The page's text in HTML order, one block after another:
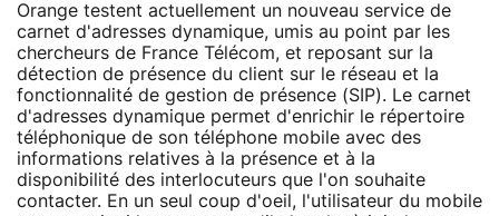
Orange testent actuellement un nouveau service de
carnet d'adresses dynamique, umis au point par les
chercheurs de France Télécom, et reposant sur la
détection de présence du client sur le réseau et la
fonctionnalité de gestion de présence (SIP). Le carnet
d'adresses dynamique permet d'enrichir le répertoire
téléphonique de son téléphone mobile avec des
informations relatives à la présence et à la
disponibilité des interlocuteurs que l'on souhaite
contacter. En un seul coup d'oeil, l'utilisateur du mobile